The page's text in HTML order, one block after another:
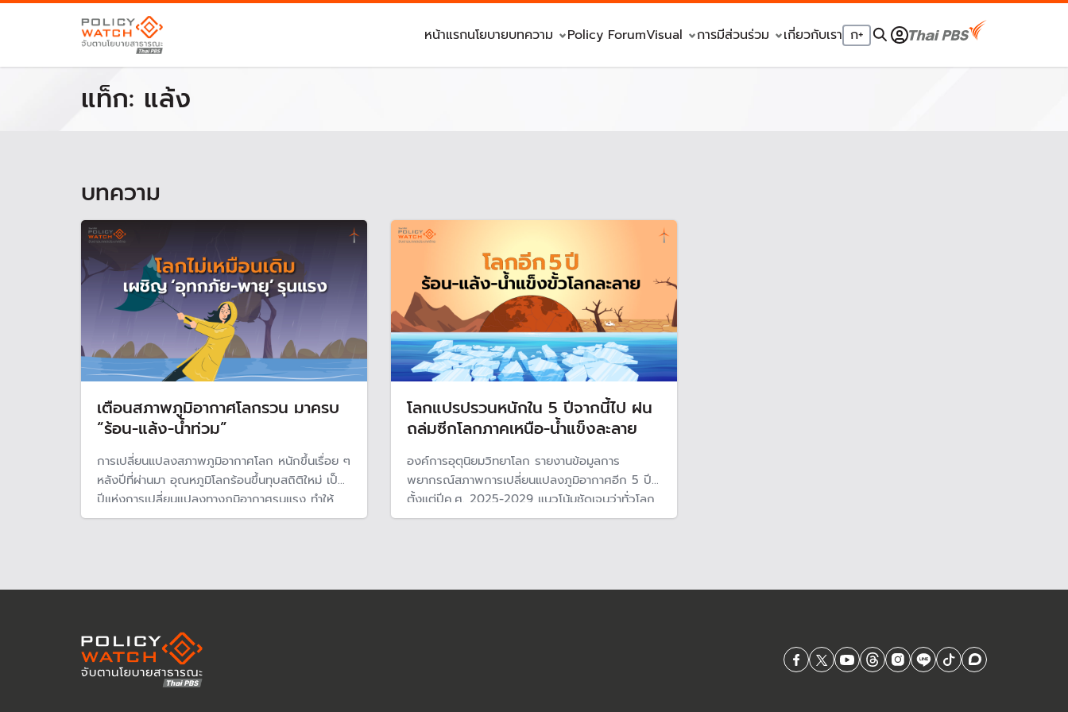
หน้าแรกนโยบายบทความ Policy ForumVisual การมีส่วนร่วม เกี่ยวกับเรา ก+
แท็ก: แล้ง
บทความ
เตือนสภาพภูมิอากาศโลกรวน มาครบ
“ร้อน-แล้ง-น้ำท่วม”
การเปลี่ยนแปลงสภาพภูมิอากาศโลก หนักขึ้นเรื่อย ๆ
หลังปีที่ผ่านมา อุณหภูมิโลกร้อนขึ้นทุบสถิติใหม่ เป็น
ปีแห่งการเปลี่ยนแปลงทางภูมิอากาศรุนแรง ทำให้
หลายภูมิภาคมีสภาพภูมิอากาศเปลี่ยนไป บางพื้นที่
โลกแปรปรวนหนักใน 5 ปีจากนี้ไป ฝน
ถล่มซีกโลกภาคเหนือ-น้ำแข็งละลาย
องค์การอุตุนิยมวิทยาโลก รายงานข้อมูลการ
พยากรณ์สภาพการเปลี่ยนแปลงภูมิอากาศอีก 5 ปี
ตั้งแต่ปีค.ศ. 2025-2029 แนวโน้มชัดเจนว่าทั่วโลก
จะเจอกับสภาพอากาศที่แปรปรวนกว่าปกติ จาก